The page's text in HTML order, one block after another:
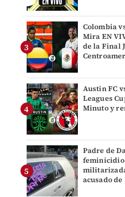
Colombia
Mira EN
de la Final
Austin FC
Leagues
Minuto y
Padre de
feminicidio
acusado